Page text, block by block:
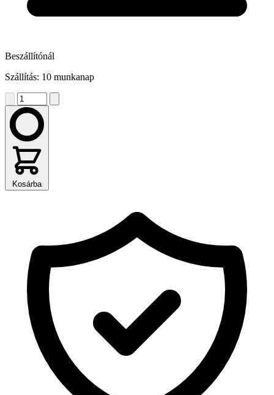
Beszállítónál
Szállítás: 10 munkanap
Kosárba